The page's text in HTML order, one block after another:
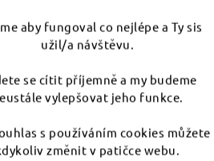
aby fungoval co nejlépe a Ty sis
užil/a návštěvu.
se cítit příjemně a my budeme
vylepšovat jeho funkce.
s používáním cookies můžete
změnit v patičce webu.
Star (Pss) na plastech